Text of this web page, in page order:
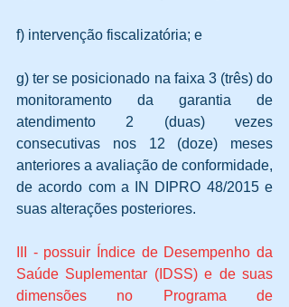
f) intervenção fiscalizatória; e
g) ter se posicionado na faixa 3 (três) do
monitoramento da garantia de
atendimento 2 (duas) vezes
consecutivas nos 12 (doze) meses
anteriores a avaliação de conformidade,
de acordo com a IN DIPRO 48/2015 e
suas alterações posteriores.
III - possuir Índice de Desempenho da
Saúde Suplementar (IDSS) e de suas
dimensões no Programa de